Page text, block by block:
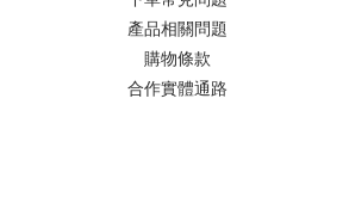
產品相關問題
購物條款
合作實體通路